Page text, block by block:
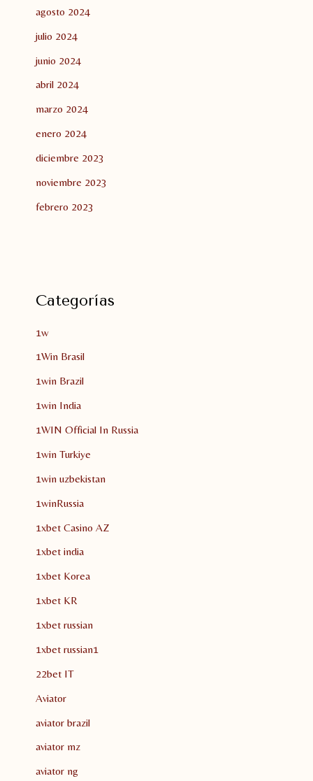
agosto 2024
julio 2024
junio 2024
abril 2024
marzo 2024
enero 2024
diciembre 2023
noviembre 2023
febrero 2023
Categorías
1w
1Win Brasil
1win Brazil
1win India
1WIN Official In Russia
1win Turkiye
1win uzbekistan
1winRussia
1xbet Casino AZ
1xbet india
1xbet Korea
1xbet KR
1xbet russian
1xbet russian1
22bet IT
Aviator
aviator brazil
aviator mz
aviator ng